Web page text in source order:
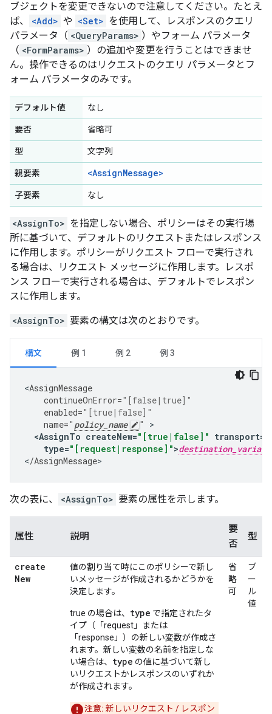
ブジェクトを変更できないので注意してください。たとえ
ば、
<Add> や <Set> を使用して、レスポンスのクエリ
パラメータ（ <QueryParams> ）やフォーム パラメータ
（ <FormParams> ）の追加や変更を行うことはできませ
ん。操作できるのはリクエストのクエリ パラメータとフ
ォーム パラメータのみです。
デフォルト値 なし
要否 省略可
型 文字列
親要素 <AssignMessage>
子要素 なし
<AssignTo> を指定しない場合、ポリシーはその実行場
所に基づいて、デフォルトのリクエストまたはレスポンス
に作用します。ポリシーがリクエスト フローで実行され
る場合は、リクエスト メッセージに作用します。レスポ
ンス フローで実行される場合は、デフォルトでレスポン
スに作用します。
<AssignTo> 要素の構文は次のとおりです。
構文 例 1 例 2 例 3
<AssignMessage
continueOnError="[false|true]"
enabled="[true|false]"
name=" policy_name "
<AssignTo createNew="[true|false]" transport=
type="[request|response]">
</AssignMessage>
次の表に、 <AssignTo> 要素の属性を示します。
属性 説明
要
否
型
create
New
値の割り当て時にこのポリシーで新し
いメッセージが作成されるかどうかを
決定します。
true の場合は、 type で指定されたタ
イプ（「request」または
「response」）の新しい変数が作成さ
れます。新しい変数の名前を指定しな
い場合は、 type の値に基づいて新し
いリクエストかレスポンスのいずれか
が作成されます。
注意: 新しいリクエスト / レスポン
省
略
可
ブ
ー
ル
値